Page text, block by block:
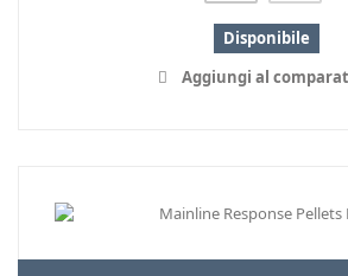
Disponibile
Aggiungi al